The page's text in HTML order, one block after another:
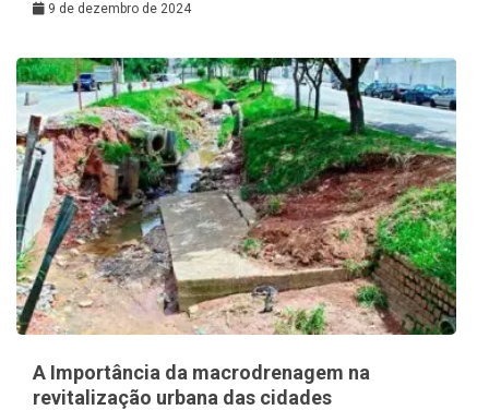
9 de dezembro de 2024
A Importância da macrodrenagem na
revitalização urbana das cidades